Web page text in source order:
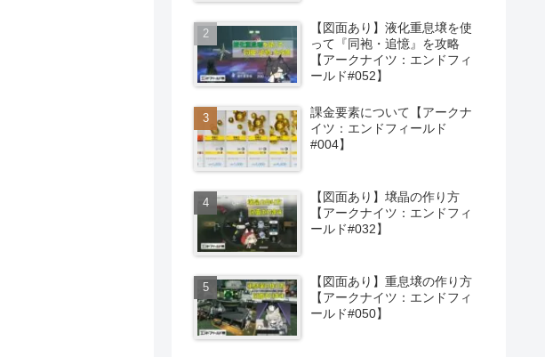
【図面あり】液化重息壌を使
って『同袍・追憶』を攻略
【アークナイツ：エンドフィ
ールド#052】
課金要素について【アークナ
イツ：エンドフィールド
#004】
【図面あり】壌晶の作り方
【アークナイツ：エンドフィ
ールド#032】
【図面あり】重息壌の作り方
【アークナイツ：エンドフィ
ールド#050】